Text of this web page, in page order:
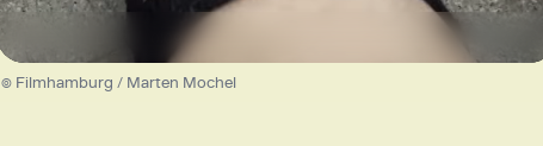
© Filmhamburg / Marten Mochel